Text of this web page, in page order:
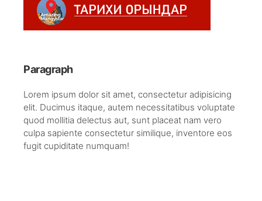
Paragraph
Lorem ipsum dolor sit amet, consectetur adipisicing
elit. Ducimus itaque, autem necessitatibus voluptate
quod mollitia delectus aut, sunt placeat nam vero
culpa sapiente consectetur similique, inventore eos
fugit cupiditate numquam!